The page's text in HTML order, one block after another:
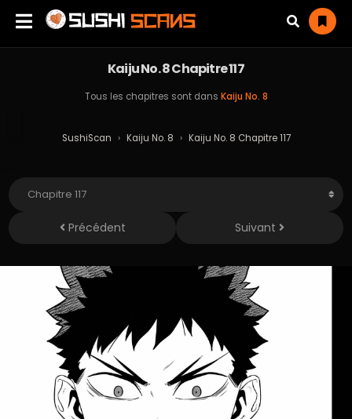
Kaiju No. 8 Chapitre 117
Tous les chapitres sont dans Kaiju No. 8
SushiScan › Kaiju No. 8 › Kaiju No. 8 Chapitre 117
Précédent Suivant